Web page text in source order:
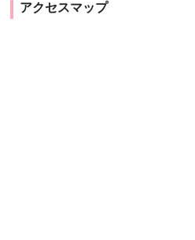
アクセスマップ